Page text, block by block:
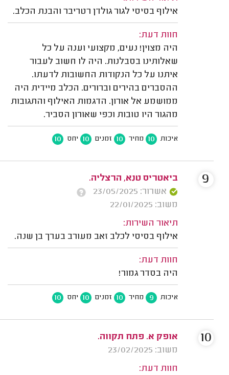
אילוף בסיסי לגור גולדן רטריבר והבנת הכלב.
חוות דעת:
היה מצוין! נעים, מקצועי וענה על כל
שאלותינו בסבלנות. היה לו חשוב לעבור
איתנו על כל הנקודות החשובות לדעתו.
ההסברים בהירים וברורים. הכלב מיידית היה
ממושמע אל אורון. הדגמות האילוף והתגובות
מהגור היו טובות וכפי שאורון הסביר.
איכות 10 מחיר 10 זמנים 10 יחס 10
ביאטריס טנא, הרצליה.
אשרור: 23/05/2025
משוב: 22/01/2025
תיאור השירות:
אילוף בסיסי לכלב זאב מעורב בערך בן שנה.
חוות דעת:
היה בסדר גמור!
איכות 9 מחיר 10 זמנים 10 יחס 10
9
אופק א. פתח תקווה.
משוב: 23/02/2025
חוות דעת:
10